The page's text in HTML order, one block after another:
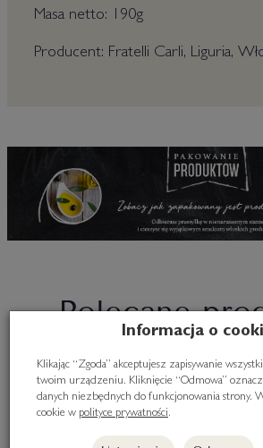
Masa netto: 190g
Producent: Fratelli Carli, Liguria,
Polecane
Informacja o
Klikając “Zgoda” akceptujesz zapisywanie
twoim urządzeniu. Kliknięcie “Odmowa”
danych niezbędnych do funkcjonowania strony.
cookie w polityce prywatności.